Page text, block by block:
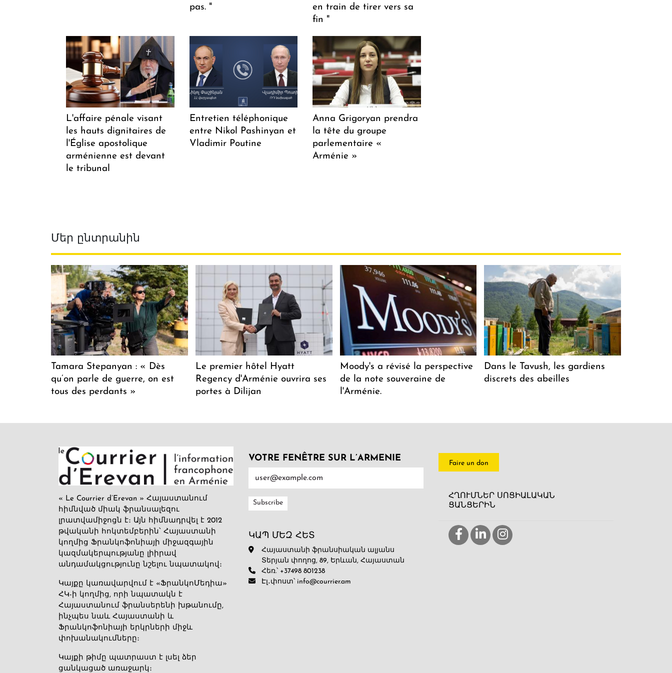
pas. "
en train de tirer vers sa
fin "
L'affaire pénale visant
les hauts dignitaires de
l'Église apostolique
arménienne est devant
le tribunal
Entretien téléphonique
entre Nikol Pashinyan et
Vladimir Poutine
Anna Grigoryan prendra
la tête du groupe
parlementaire «
Arménie »
Մեր ընտրանին
Tamara Stepanyan : « Dès
qu’on parle de guerre, on est
tous des perdants »
Le premier hôtel Hyatt
Regency d'Arménie ouvrira ses
portes à Dilijan
Moody's a révisé la perspective
de la note souveraine de
l'Arménie.
Dans le Tavush, les gardiens
discrets des abeilles
« Le Courrier d’Erevan » Հայաստանում
հիմնված միակ ֆրանսալեզու
լրատվամիջոցն է։ Այն հիմնադրվել է 2012
թվականի հոկտեմբերին՝ Հայաստանի
կողմից Ֆրանկոֆոնիայի միջազգային
կազմակերպությանը լիիրավ
անդամակցությունը նշելու նպատակով։
Կայքը կառավարվում է «ՖրանկոՄեդիա»
ՀԿ-ի կողմից, որի նպատակն է
Հայաստանում ֆրանսերենի խթանումը,
ինչպես նաև Հայաստանի և
Ֆրանկոֆոնիայի երկրների միջև
փոխանակումները։
Կայքի թիմը պատրաստ է լսել ձեր
ցանկացած առաջարկ։
VOTRE FENÊTRE SUR L’ARMENIE
ԿԱՊ ՄԵԶ ՀԵՏ
Հայաստանի ֆրանսիական ալյանս
Տերյան փողոց, 89, Երևան, Հայաստան
Հեռ.՝ +37498 801238
Էլ․փոստ՝ info@courrier.am
Faire un don
ՀՂՈՒՄՆԵՐ ՍՈՑԻԱԼԱԿԱՆ
ՑԱՆՑԵՐԻՆ